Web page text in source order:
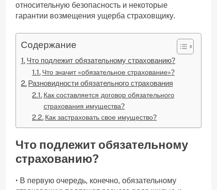
относительную безопасность и некоторые
гарантии возмещения ущерба страховщику.
Содержание
Что подлежит обязательному страхованию?
Что значит «обязательное страхование»?
Разновидности обязательного страхования
Как составляется договор обязательного
страхования имущества?
Как застраховать свое имущество?
Что подлежит обязательному
страхованию?
• В первую очередь, конечно, обязательному